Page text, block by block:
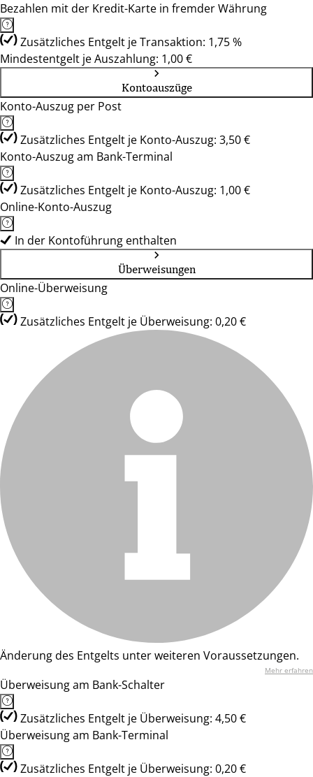
Bezahlen mit der Kredit-Karte in fremder Währung
Zusätzliches Entgelt je Transaktion: 1,75 %
Mindestentgelt je Auszahlung: 1,00 €
Kontoauszüge
Konto-Auszug per Post
Zusätzliches Entgelt je Konto-Auszug: 3,50 €
Konto-Auszug am Bank-Terminal
Zusätzliches Entgelt je Konto-Auszug: 1,00 €
Online-Konto-Auszug
In der Kontoführung enthalten
Überweisungen
Online-Überweisung
Zusätzliches Entgelt je Überweisung: 0,20 €
Änderung des Entgelts unter weiteren Voraussetzungen.
Mehr erfahren
Überweisung am Bank-Schalter
Zusätzliches Entgelt je Überweisung: 4,50 €
Überweisung am Bank-Terminal
Zusätzliches Entgelt je Überweisung: 0,20 €